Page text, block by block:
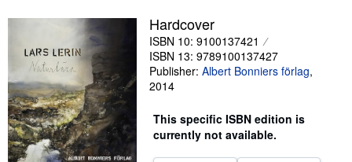
Sellers
Start Selling
Help
Hardcover
ISBN 10: 9100137421
ISBN 13: 9789100137427
Publisher: Albert Bonniers förlag,
2014
This specific ISBN edition is
currently not available.